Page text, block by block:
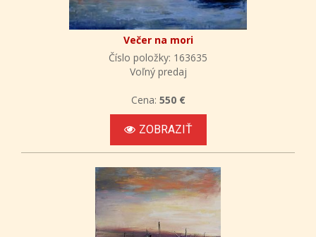
Večer na mori
Číslo položky: 163635
Voľný predaj
Cena: 550 €
ZOBRAZIŤ